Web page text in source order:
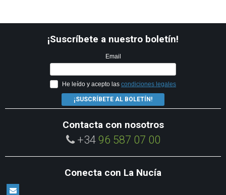
¡Suscríbete a nuestro boletín!
Email
He leído y acepto las condiciones legales
¡SUSCRÍBETE AL BOLETÍN!
Contacta con nosotros
+34 96 587 07 00
Conecta con La Nucía